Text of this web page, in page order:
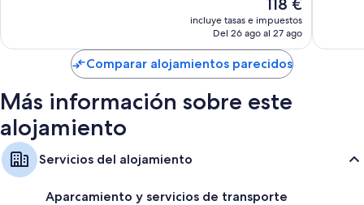
precio
actual
de
118 €
118 €
incluye tasas e impuestos
Del 26 ago al 27 ago
Comparar alojamientos parecidos
Más información sobre este
alojamiento
Servicios del alojamiento
Aparcamiento y servicios de transporte